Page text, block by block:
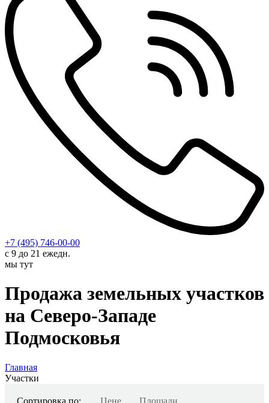
+7 (495) 746-00-00
с 9 до 21 ежедн.
мы тут
Продажа земельных участков
на Северо-Западе
Подмосковья
Главная
Участки
Сортировка по: Цене Площади